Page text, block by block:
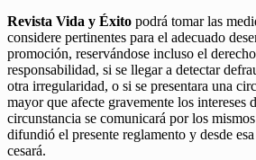
Revista Vida y Éxito podrá tomar las
considere pertinentes para el adecuado
promoción, reservándose incluso el
responsabilidad, si se llegar a detectar
otra irregularidad, o si se presentara una
mayor que afecte gravemente los intereses
circunstancia se comunicará por los
difundió el presente reglamento y desde
cesará.